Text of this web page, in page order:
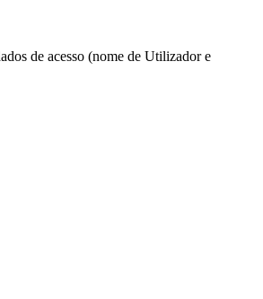
de acesso (nome de Utilizador e